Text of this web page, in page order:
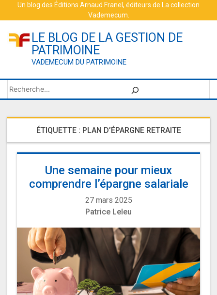
Un blog des Éditions Arnaud Franel , éditeurs de La collection
Vademecum
LE BLOG DE LA GESTION DE
PATRIMOINE
VADEMECUM DU PATRIMOINE
Rechercher
ÉTIQUETTE : PLAN D’ÉPARGNE RETRAITE
Une semaine pour mieux
comprendre l’épargne salariale
27 mars 2025
Patrice Leleu